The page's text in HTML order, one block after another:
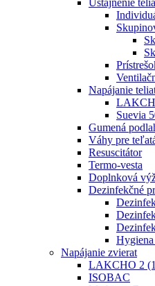
Napájanie
Suevia
Gumená
Váhy pre
Resuscitátor
Termo-vesta
Doplnková
Dezinfekčné
Hygiena
Napájanie zvierat
LAKCHO 2
ISOBAC